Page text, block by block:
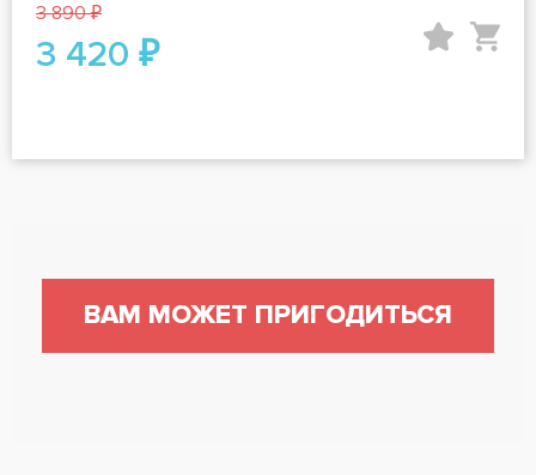
3 890 ₽
3 420 ₽
ВАМ МОЖЕТ ПРИГОДИТЬСЯ